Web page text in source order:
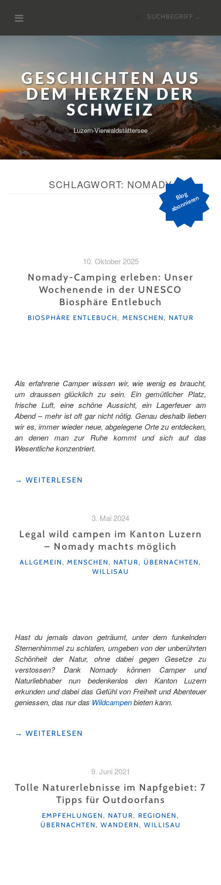
Inhalt
Suchen
GESCHICHTEN AUS
DEM HERZEN DER
SCHWEIZ
Luzern-Vierwaldstättersee
Bl
o
g
a
b
o
n
ni
er
e
n
SCHLAGWORT: NOMADY
10. Oktober 2025
Nomady-Camping erleben: Unser
Wochenende in der UNESCO
Biosphäre Entlebuch
KATEGORIEN
BIOSPHÄRE ENTLEBUCH, MENSCHEN, NATUR
Als erfahrene Camper wissen wir, wie wenig es braucht,
um draussen glücklich zu sein. Ein gemütlicher Platz,
frische Luft, eine schöne Aussicht, ein Lagerfeuer am
Abend – mehr ist oft gar nicht nötig. Genau deshalb lieben
wir es, immer wieder neue, abgelegene Orte zu entdecken,
an denen man zur Ruhe kommt und sich auf das
Wesentliche konzentriert.
"NOMADY-
IN
BIOSPHÄRE
→ WEITERLESEN
3. Mai 2024
Legal wild campen im Kanton Luzern
– Nomady machts möglich
KATEGORIEN
ALLGEMEIN, MENSCHEN, NATUR, ÜBERNACHTEN,
WILLISAU
Hast du jemals davon geträumt, unter dem funkelnden
Sternenhimmel zu schlafen, umgeben von der unberührten
Schönheit der Natur, ohne dabei gegen Gesetze zu
verstossen? Dank Nomady können Camper und
Naturliebhaber nun bedenkenlos den Kanton Luzern
erkunden und dabei das Gefühl von Freiheit und Abenteuer
geniessen, das nur das Wildcampenbieten kann.
"LEGAL
LUZERN
MACHTS
MÖGLICH"
→ WEITERLESEN
9. Juni 2021
Tolle Naturerlebnisse im Napfgebiet: 7
Tipps für Outdoorfans
KATEGORIEN
EMPFEHLUNGEN, NATUR, REGIONEN,
ÜBERNACHTEN, WANDERN, WILLISAU